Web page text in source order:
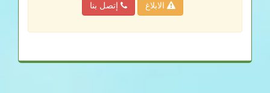
الابلاغ إتصل بنا